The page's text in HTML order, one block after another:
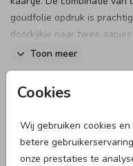
Cookies
Wij gebruiken cookies
betere
onze prestaties te
goudfolie opdruk is
doorkijkje naar twee
binnenkant van de kaart.
extra feestelijk.
Let op: Deze kaart heeft
Toon meer
Designer
Collectie